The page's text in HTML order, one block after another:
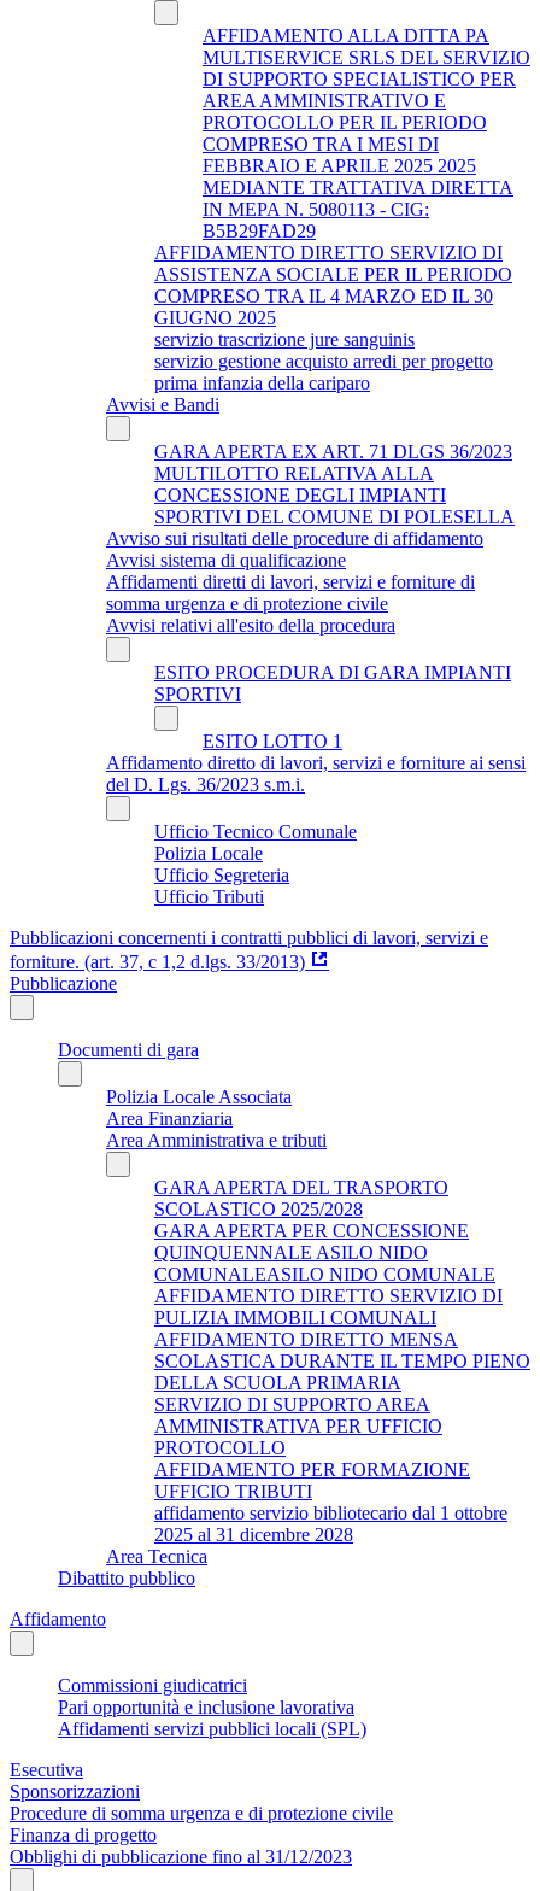
AFFIDAMENTO ALLA DITTA PA
MULTISERVICE SRLS DEL SERVIZIO
DI SUPPORTO SPECIALISTICO PER
AREA AMMINISTRATIVO E
PROTOCOLLO PER IL PERIODO
COMPRESO TRA I MESI DI
FEBBRAIO E APRILE 2025 2025
MEDIANTE TRATTATIVA DIRETTA
IN MEPA N. 5080113 - CIG:
B5B29FAD29
AFFIDAMENTO DIRETTO SERVIZIO DI
ASSISTENZA SOCIALE PER IL PERIODO
COMPRESO TRA IL 4 MARZO ED IL 30
GIUGNO 2025
servizio trascrizione jure sanguinis
servizio gestione acquisto arredi per progetto
prima infanzia della cariparo
Avvisi e Bandi
GARA APERTA EX ART. 71 DLGS 36/2023
MULTILOTTO RELATIVA ALLA
CONCESSIONE DEGLI IMPIANTI
SPORTIVI DEL COMUNE DI POLESELLA
Avviso sui risultati delle procedure di affidamento
Avvisi sistema di qualificazione
Affidamenti diretti di lavori, servizi e forniture di
somma urgenza e di protezione civile
Avvisi relativi all'esito della procedura
ESITO PROCEDURA DI GARA IMPIANTI
SPORTIVI
ESITO LOTTO 1
Affidamento diretto di lavori, servizi e forniture ai sensi
del D. Lgs. 36/2023 s.m.i.
Ufficio Tecnico Comunale
Polizia Locale
Ufficio Segreteria
Ufficio Tributi
Pubblicazioni concernenti i contratti pubblici di lavori, servizi e
forniture. (art. 37, c 1,2 d.lgs. 33/2013)
Pubblicazione
Documenti di gara
Polizia Locale Associata
Area Finanziaria
Area Amministrativa e tributi
GARA APERTA DEL TRASPORTO
SCOLASTICO 2025/2028
GARA APERTA PER CONCESSIONE
QUINQUENNALE ASILO NIDO
COMUNALEASILO NIDO COMUNALE
AFFIDAMENTO DIRETTO SERVIZIO DI
PULIZIA IMMOBILI COMUNALI
AFFIDAMENTO DIRETTO MENSA
SCOLASTICA DURANTE IL TEMPO PIENO
DELLA SCUOLA PRIMARIA
SERVIZIO DI SUPPORTO AREA
AMMINISTRATIVA PER UFFICIO
PROTOCOLLO
AFFIDAMENTO PER FORMAZIONE
UFFICIO TRIBUTI
affidamento servizio bibliotecario dal 1 ottobre
2025 al 31 dicembre 2028
Area Tecnica
Dibattito pubblico
Affidamento
Commissioni giudicatrici
Pari opportunità e inclusione lavorativa
Affidamenti servizi pubblici locali (SPL)
Esecutiva
Sponsorizzazioni
Procedure di somma urgenza e di protezione civile
Finanza di progetto
Obblighi di pubblicazione fino al 31/12/2023